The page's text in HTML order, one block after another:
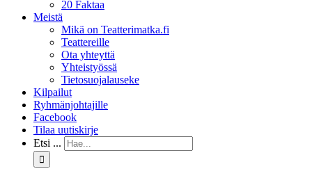
20 Faktaa
Meistä
Mikä on Teatterimatka.fi
Teattereille
Ota yhteyttä
Yhteistyössä
Tietosuojalauseke
Kilpailut
Ryhmänjohtajille
Facebook
Tilaa uutiskirje
Etsi ...